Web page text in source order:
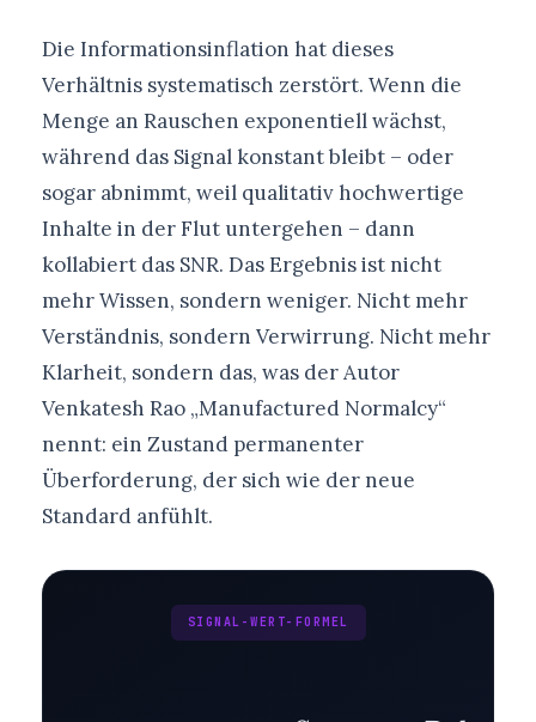
Die Informationsinflation hat dieses
Verhältnis systematisch zerstört. Wenn die
Menge an Rauschen exponentiell wächst,
während das Signal konstant bleibt – oder
sogar abnimmt, weil qualitativ hochwertige
Inhalte in der Flut untergehen – dann
kollabiert das SNR. Das Ergebnis ist nicht
mehr Wissen, sondern weniger. Nicht mehr
Verständnis, sondern Verwirrung. Nicht mehr
Klarheit, sondern das, was der Autor
Venkatesh Rao „Manufactured Normalcy“
nennt: ein Zustand permanenter
Überforderung, der sich wie der neue
Standard anfühlt.
SIGNAL-WERT-FORMEL